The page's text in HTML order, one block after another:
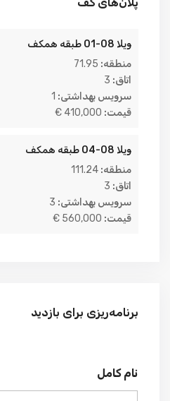
ویلا 08-01 طبقه همکف
منطقه: 71.95
اتاق:
سرویس بهداشتی:
قیمت:
ویلا 08-04 طبقه همکف
منطقه:111.24
اتاق:
سرویس بهداشتی:
قیمت:
برنامه‌ریزی برای بازدید
نام کامل